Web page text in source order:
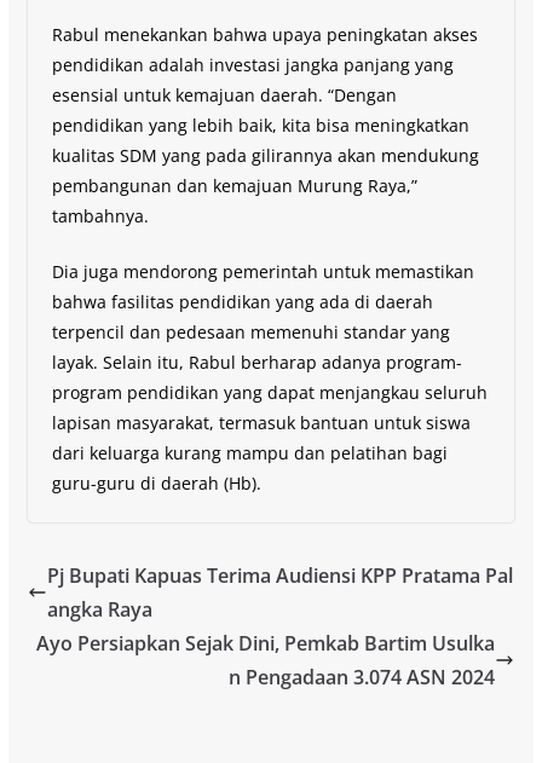
Rabul menekankan bahwa upaya peningkatan akses
pendidikan adalah investasi jangka panjang yang
esensial untuk kemajuan daerah. “Dengan
pendidikan yang lebih baik, kita bisa meningkatkan
kualitas SDM yang pada gilirannya akan mendukung
pembangunan dan kemajuan Murung Raya,”
tambahnya.
Dia juga mendorong pemerintah untuk memastikan
bahwa fasilitas pendidikan yang ada di daerah
terpencil dan pedesaan memenuhi standar yang
layak. Selain itu, Rabul berharap adanya program-
program pendidikan yang dapat menjangkau seluruh
lapisan masyarakat, termasuk bantuan untuk siswa
dari keluarga kurang mampu dan pelatihan bagi
guru-guru di daerah (Hb).
Pj Bupati Kapuas Terima Audiensi KPP Pratama Pal
angka Raya
Ayo Persiapkan Sejak Dini, Pemkab Bartim Usulka
n Pengadaan 3.074 ASN 2024